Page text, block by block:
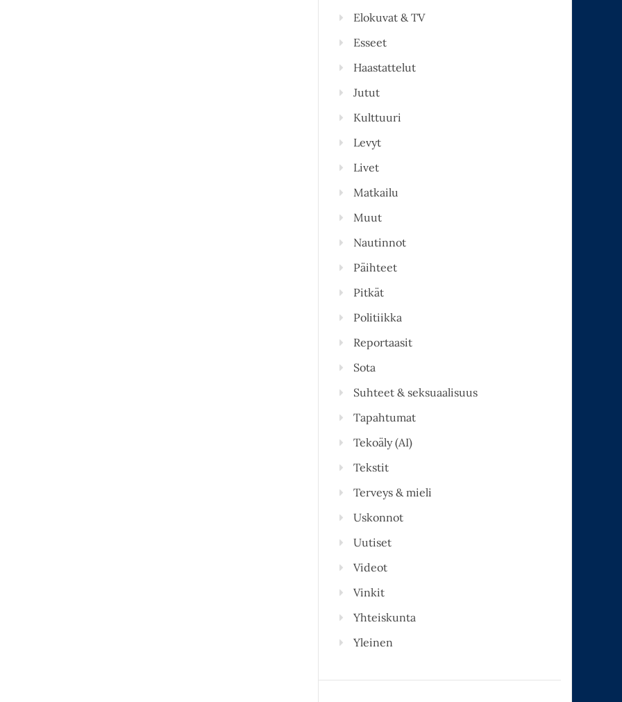
Elokuvat & TV
Esseet
Haastattelut
Jutut
Kulttuuri
Levyt
Livet
Matkailu
Muut
Nautinnot
Päihteet
Pitkät
Politiikka
Reportaasit
Sota
Suhteet & seksuaalisuus
Tapahtumat
Tekoäly (AI)
Tekstit
Terveys & mieli
Uskonnot
Uutiset
Videot
Vinkit
Yhteiskunta
Yleinen